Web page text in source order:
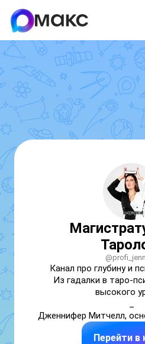
Канал про глубину и
Из гадалки в таро-
высокого
Дженнифер Митчелл,
Автор бестселлера
Перейти в